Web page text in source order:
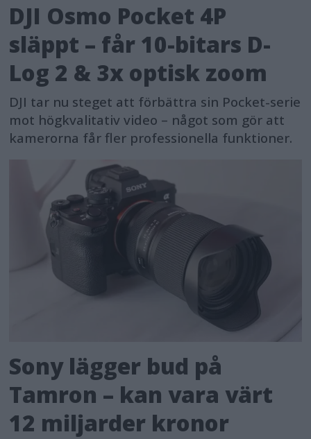
DJI Osmo Pocket 4P
släppt – får 10-bitars D-
Log 2 & 3x optisk zoom
DJI tar nu steget att förbättra sin Pocket-serie
mot högkvalitativ video – något som gör att
kamerorna får fler professionella funktioner.
Sony lägger bud på
Tamron – kan vara värt
12 miljarder kronor